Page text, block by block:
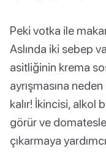
Peki votka ile
Aslında iki sebep
asitliğinin krema
ayrışmasına
kalır! İkincisi, alkol
görür ve
çıkarmaya